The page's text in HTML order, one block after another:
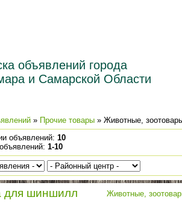
объявлений города
и Самарской Области
» Прочие товары » Животные,
объявлений: 10
: 1-10
для шиншилл Животные,